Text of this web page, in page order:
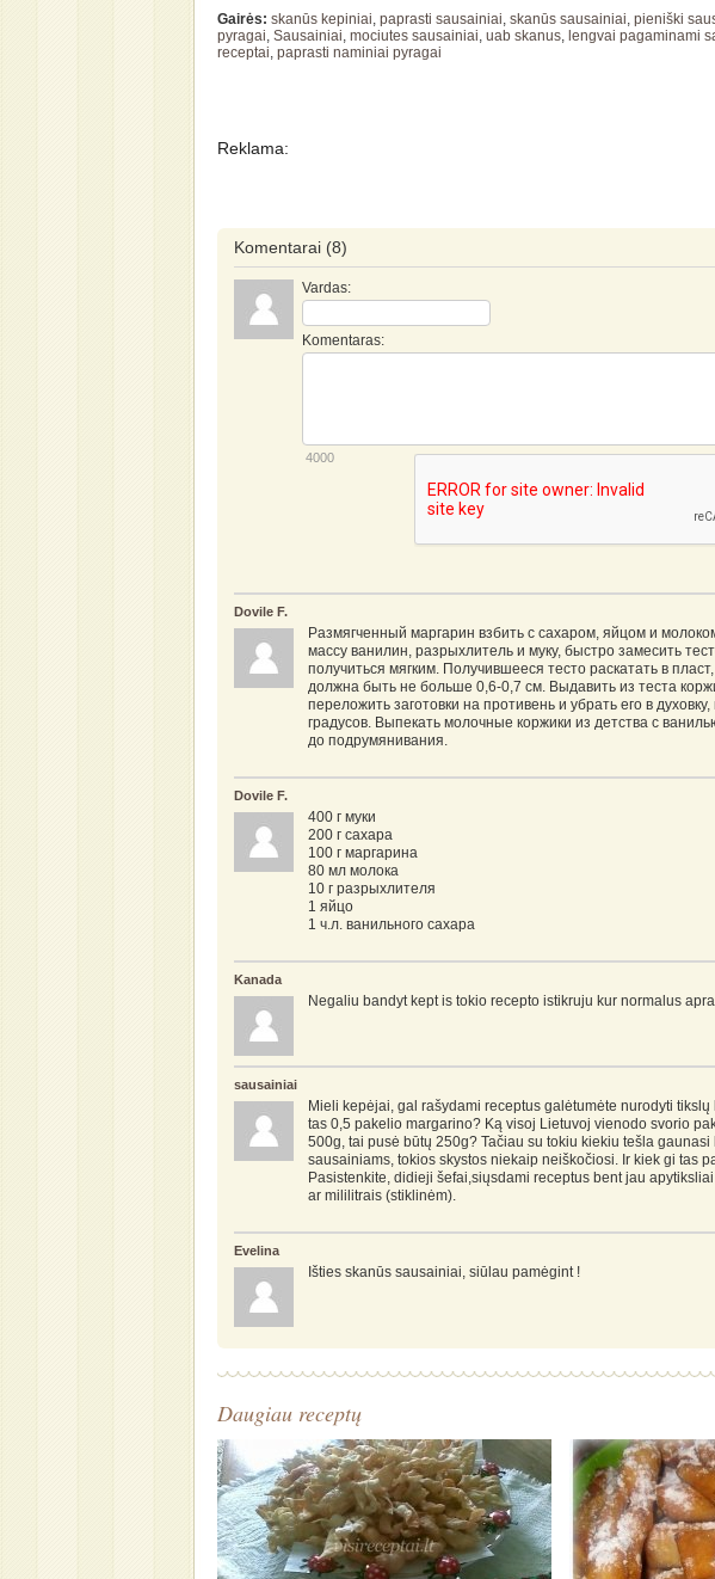
Gairės: skanūs kepiniai, paprasti sausainiai, skanūs sausainiai, pieniški
pyragai, Sausainiai, mociutes sausainiai, uab skanus, lengvai pagaminami
receptai, paprasti naminiai pyragai
Reklama:
Komentarai (8)
Vardas:
Komentaras:
4000
Dovile F.
Размягченный маргарин взбить с сахаром, яйцом и
массу ванилин, разрыхлитель и муку, быстро замесить
получиться мягким. Получившееся тесто раскатать в
должна быть не больше 0,6-0,7 см. Выдавить из теста
переложить заготовки на противень и убрать его в
градусов. Выпекать молочные коржики из детства с
до подрумянивания.
Dovile F.
400 г муки
200 г сахара
100 г маргарина
80 мл молока
10 г разрыхлителя
1 яйцо
1 ч.л. ванильного сахара
Kanada
Negaliu bandyt kept is tokio recepto istikruju kur normalus
sausainiai
Mieli kepėjai, gal rašydami receptus galėtumėte nurodyti
tas 0,5 pakelio margarino? Ką visoj Lietuvoj vienodo svorio
500g, tai pusė būtų 250g? Tačiau su tokiu kiekiu tešla gaunasi
sausainiams, tokios skystos niekaip neiškočiosi. Ir kiek gi tas
Pasistenkite, didieji šefai,siųsdami receptus bent jau
ar mililitrais (stiklinėm).
Evelina
Išties skanūs sausainiai, siūlau pamėgint !
Daugiau receptų